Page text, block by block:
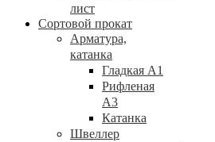
лист
Сортовой прокат
Арматура,
катанка
Гладкая А1
Рифленая
А3
Катанка
Швеллер